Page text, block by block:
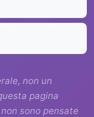
non un
pagina
sono pensate